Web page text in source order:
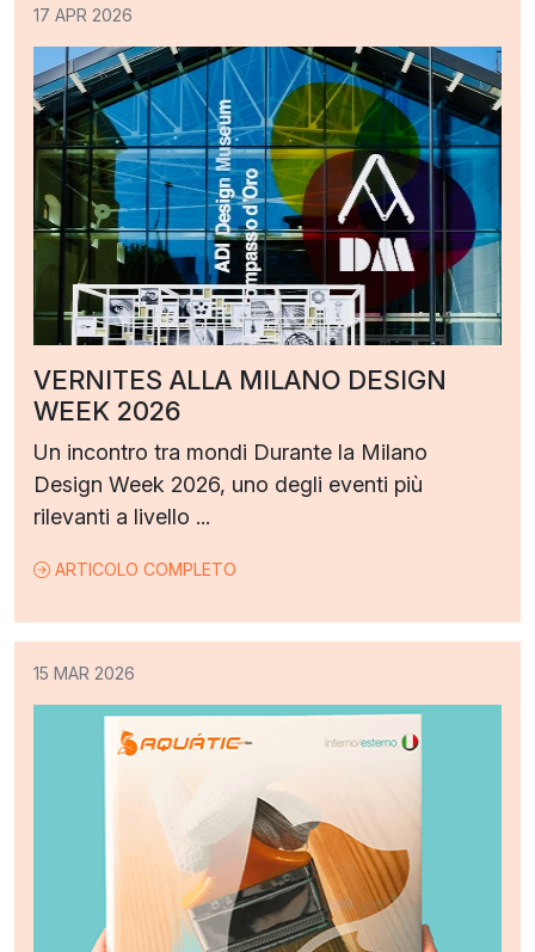
17 APR 2026
VERNITES ALLA MILANO DESIGN
WEEK 2026
Un incontro tra mondi Durante la Milano
Design Week 2026, uno degli eventi più
rilevanti a livello ...
ARTICOLO COMPLETO
15 MAR 2026